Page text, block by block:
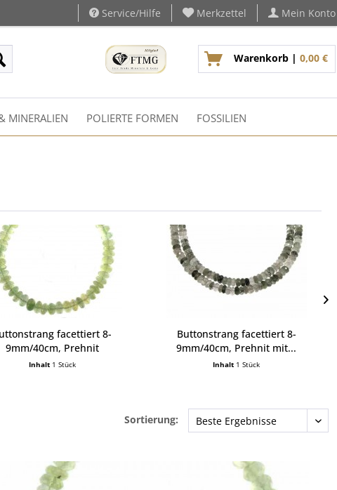
Service/Hilfe Merkzettel Mein Konto
Warenkorb | 0,00 €
MINERALIEN POLIERTE FORMEN FOSSILIEN
facettiert 8-
9mm/40cm, Prehnit
Inhalt 1 Stück
Buttonstrang facettiert 8-
9mm/40cm, Prehnit mit...
Inhalt 1 Stück
Sortierung: